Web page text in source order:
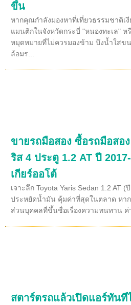
ขึ้น
หากคุณกำลังมองหาที่เที่ยวธรรมชาติเ
แมนติกในจังหวัดกระบี่ "หนองทะเล" ห
หมุดหมายที่ไม่ควรมองข้าม บึงน้ำใสข
ล้อมร...
ขายรถมือสอง ซื้อรถมือสอ
ริส 4 ประตู 1.2 AT ปี
เกียร์ออโต้
เจาะลึก Toyota Yaris Sedan 1.2 AT
ประหยัดน้ำมัน คุ้มค่าที่สุดในตลาด หา
ส่วนบุคคลที่ขึ้นชื่อเรื่องความทนทาน ค่
สตาร์ตรถแล้วเปิดแอร์ทันที